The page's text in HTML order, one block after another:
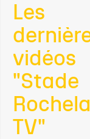
Les
vidéos
"Stade
TV"